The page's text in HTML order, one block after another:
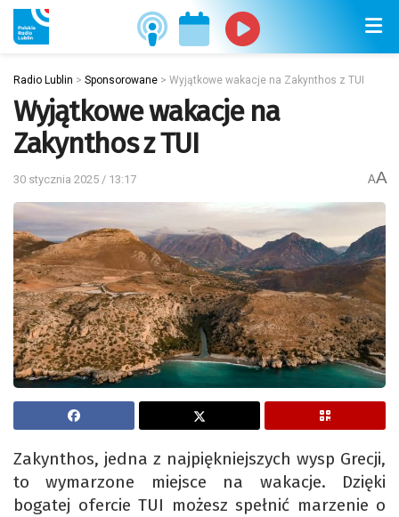
Radio Lublin > Sponsorowane > Wyjątkowe wakacje na Zakynthos z TUI
Wyjątkowe wakacje na
Zakynthos z TUI
30 stycznia 2025 / 13:17 AA
Zakynthos, jedna z najpiękniejszych wysp Grecji,
to wymarzone miejsce na wakacje. Dzięki
bogatej ofercie TUI możesz spełnić marzenie o